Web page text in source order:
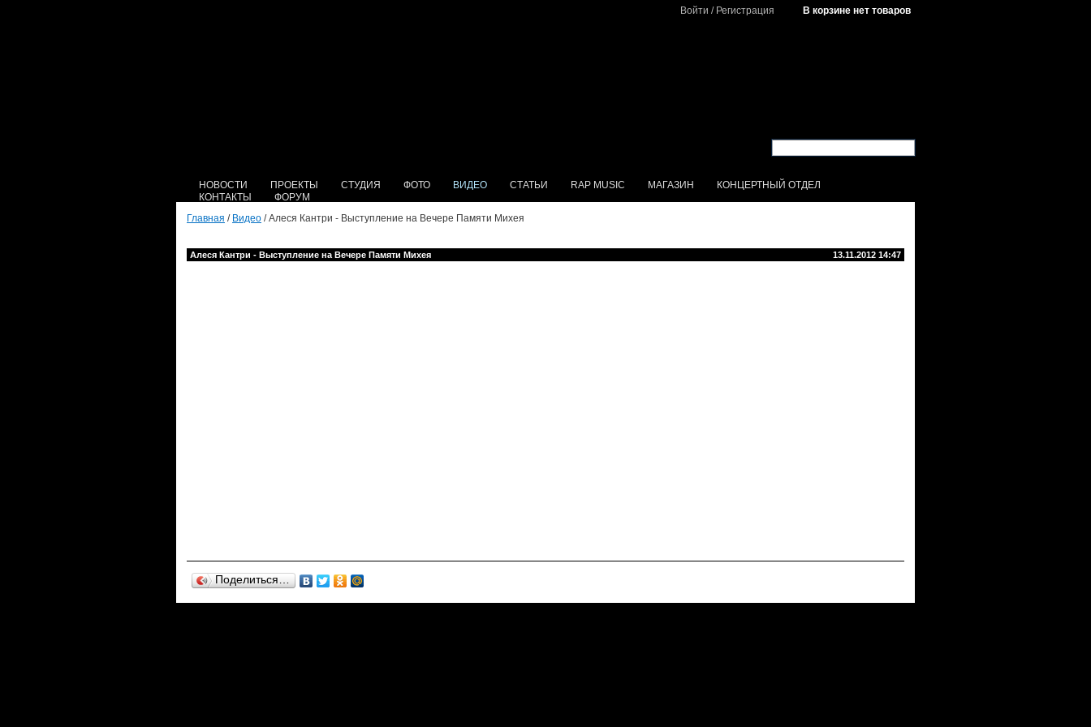
Войти / Регистрация В корзине нет товаров
НОВОСТИ ПРОЕКТЫ СТУДИЯ ФОТО ВИДЕО СТАТЬИ RAP MUSIC МАГАЗИН
КОНЦЕРТНЫЙ ОТДЕЛ
КОНТАКТЫ
ФОРУМ
Главная / Видео / Алеся Кантри - Выступление на Вечере Памяти Михея
13.11.2012 14:47
Алеся Кантри - Выступление на Вечере Памяти Михея
Поделиться…